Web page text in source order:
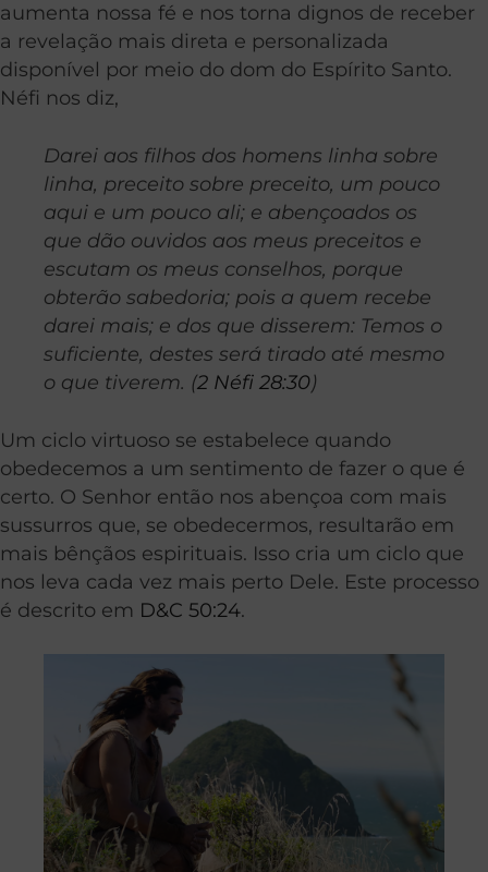
aumenta nossa fé e nos torna dignos de receber
a revelação mais direta e personalizada
disponível por meio do dom do Espírito Santo.
Néfi nos diz,
Darei aos filhos dos homens linha sobre
linha, preceito sobre preceito, um pouco
aqui e um pouco ali; e abençoados os
que dão ouvidos aos meus preceitos e
escutam os meus conselhos, porque
obterão sabedoria; pois a quem recebe
darei mais; e dos que disserem: Temos o
suficiente, destes será tirado até mesmo
o que tiverem. (2 Néfi 28:30)
Um ciclo virtuoso se estabelece quando
obedecemos a um sentimento de fazer o que é
certo. O Senhor então nos abençoa com mais
sussurros que, se obedecermos, resultarão em
mais bênçãos espirituais. Isso cria um ciclo que
nos leva cada vez mais perto Dele. Este processo
é descrito em D&C 50:24.